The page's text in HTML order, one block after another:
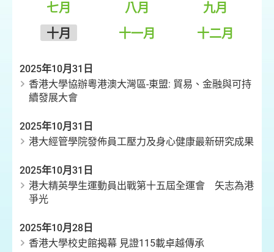
七月
八月
九月
十月
十一月 十二月
2025年10月31日
香港大學協辦粵港澳大灣區-東盟: 貿易、金融與可持
續發展大會
2025年10月31日
港大經管學院發佈員工壓力及身心健康最新研究成果
2025年10月31日
港大精英學生運動員出戰第十五屆全運會 矢志為港
爭光
2025年10月28日
香港大學校史館揭幕 見證115載卓越傳承